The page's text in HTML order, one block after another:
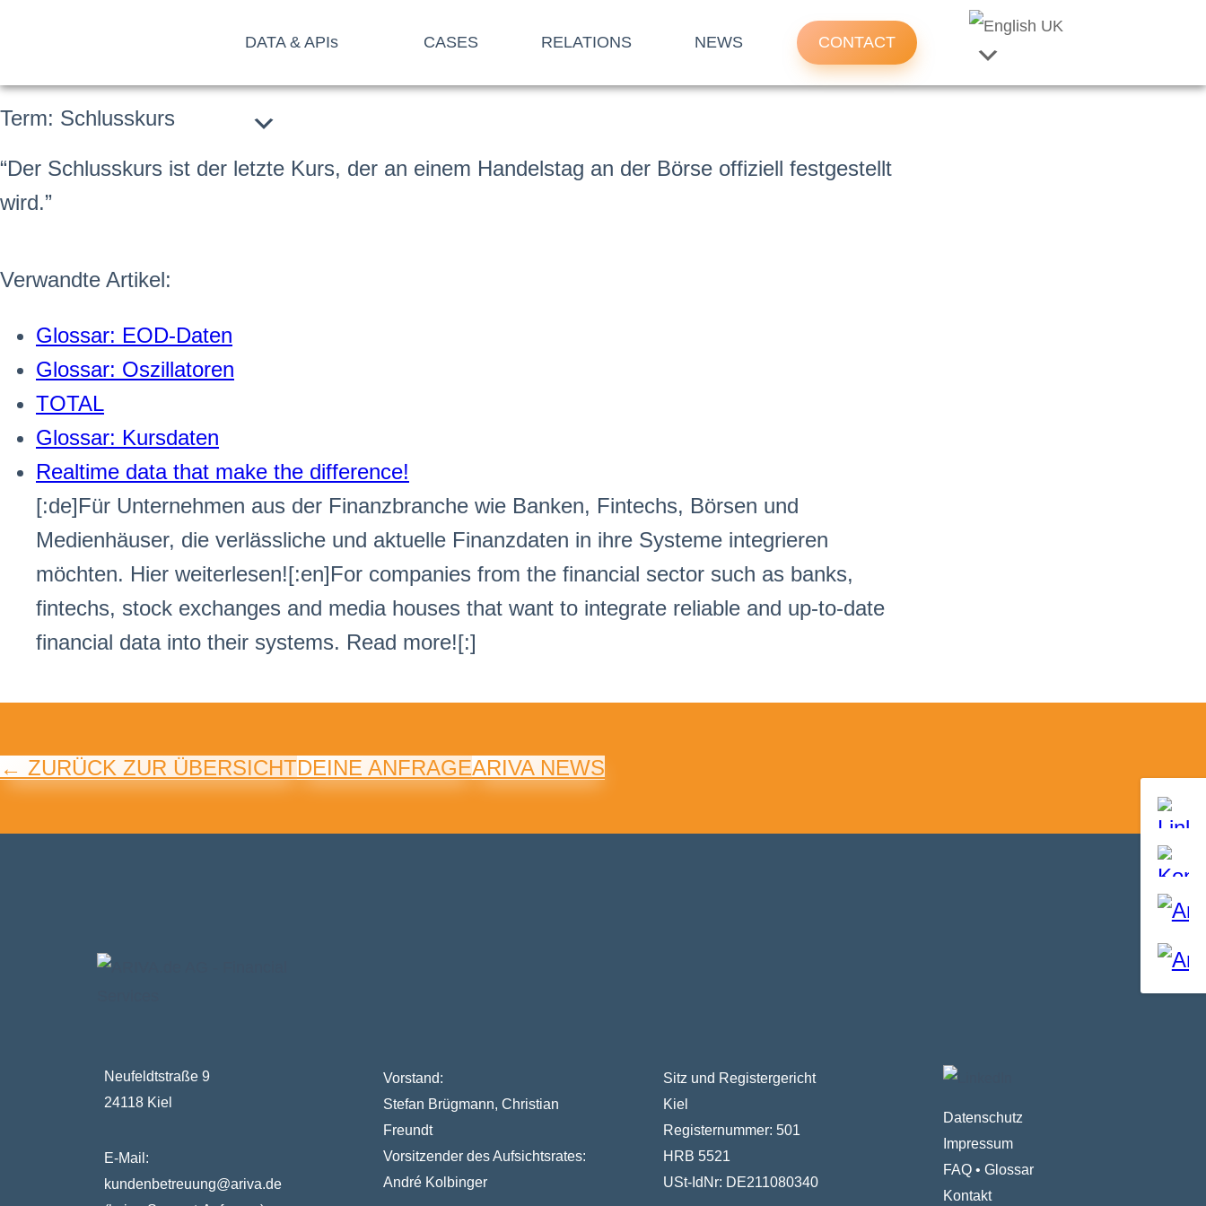
DATA & APIs CASES RELATIONS NEWS CONTACT
Term: Schlusskurs
“Der Schlusskurs ist der letzte Kurs, der an einem Handelstag an der Börse offiziell festgestellt
wird.”
Verwandte Artikel:
Glossar: EOD-Daten
Glossar: Oszillatoren
TOTAL
Glossar: Kursdaten
Realtime data that make the difference!
[:de]Für Unternehmen aus der Finanzbranche wie Banken, Fintechs, Börsen und
Medienhäuser, die verlässliche und aktuelle Finanzdaten in ihre Systeme integrieren
möchten. Hier weiterlesen![:en]For companies from the financial sector such as banks,
fintechs, stock exchanges and media houses that want to integrate reliable and up-to-date
financial data into their systems. Read more![:]
← ZURÜCK ZUR ÜBERSICHTDEINE ANFRAGEARIVA NEWS
Neufeldtstraße 9
24118 Kiel
E-Mail:
kundenbetreuung@ariva.de
Vorstand:
Stefan Brügmann, Christian
Freundt
Vorsitzender des Aufsichtsrates:
André Kolbinger
Sitz und Registergericht
Kiel
Registernummer:501
HRB 5521
USt-IdNr: DE211080340
Datenschutz
Impressum
FAQ• Glossar
Kontakt